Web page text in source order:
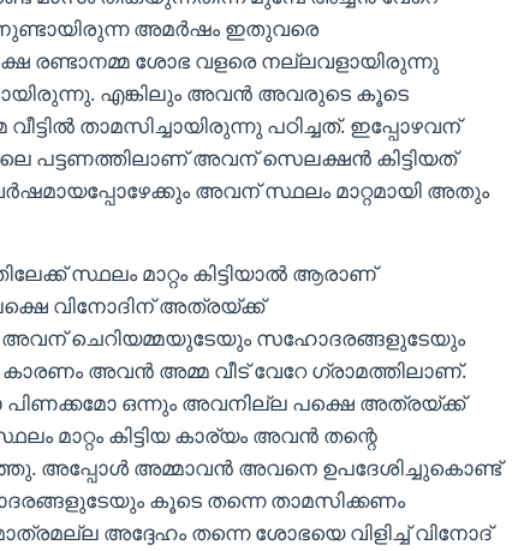
അമർഷം ഇതുവരെ
രണ്ടാനമ്മ ശോഭ വളരെ നല്ലവളായിരുന്നു
എങ്കിലും അവൻ അവരുടെ കൂടെ
താമസിച്ചായിരുന്നു പഠിച്ചത്. ഇപ്പോഴവന്
പട്ടണത്തിലാണ് അവന് സെലക്ഷൻ കിട്ടിയത്
വർഷമായപ്പോഴേക്കും അവന് സ്ഥലം മാറ്റമായി അതും
സ്ഥലം മാറ്റം കിട്ടിയാൽ ആരാണ്
വിനോദിന് അത്രയ്ക്ക്
അവന് ചെറിയമ്മയുടേയും സഹോദരങ്ങളുടേയും
കാരണം അവൻ അമ്മ വീട് വേറേ ഗ്രാമത്തിലാണ്.
പിണക്കമോ ഒന്നും അവനില്ല പക്ഷെ അത്രയ്ക്ക്
മാറ്റം കിട്ടിയ കാര്യം അവൻ തന്റെ
അപ്പോൾ അമ്മാവൻ അവനെ ഉപദേശിച്ചുകൊണ്ട്
കൂടെ തന്നെ താമസിക്കണം
അദ്ദേഹം തന്നെ ശോഭയെ വിളിച്ച് വിനോദ്